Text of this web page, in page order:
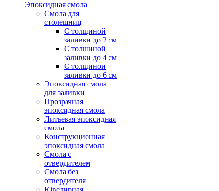
Эпоксидная смола
Смола для
столешниц
С толщиной
заливки до 2 см
С толщиной
заливки до 4 см
С толщиной
заливки до 6 см
Эпоксидная смола
для заливки
Прозрачная
эпоксидная смола
Литьевая эпоксидная
смола
Конструкционная
эпоксидная смола
Смола с
отвердителем
Смола без
отвердителя
Ювелирная